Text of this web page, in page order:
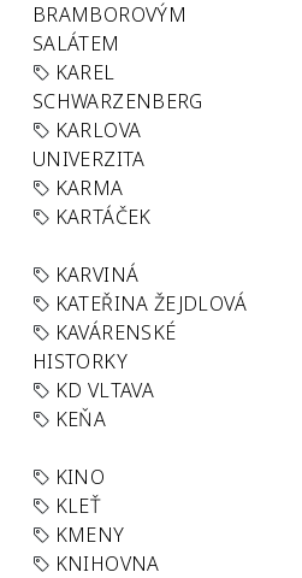
BRAMBOROVÝM
SALÁTEM
KAREL
SCHWARZENBERG
KARLOVA
UNIVERZITA
KARMA
KARTÁČEK
KARVINÁ
KATEŘINA ŽEJDLOVÁ
KAVÁRENSKÉ
HISTORKY
KD VLTAVA
KEŇA
KINO
KLEŤ
KMENY
KNIHOVNA